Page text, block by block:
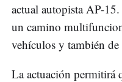
actual autopista AP-
un camino
vehículos y también
La actuación permitirá